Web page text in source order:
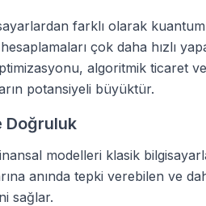
farklı olarak
çok daha hızlı
algoritmik ticaret ve
potansiyeli büyüktür.
Doğruluk
modelleri klasik
anında tepki verebilen ve
sağlar.